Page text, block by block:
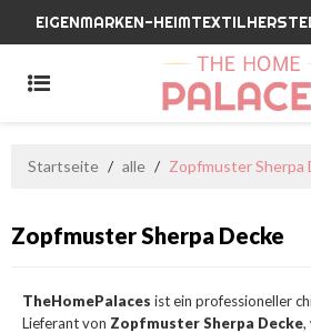
EIGENMARKEN-
Startseite / alle / Zopfmuster Sherpa
Zopfmuster Sherpa Decke
TheHomePalaces ist ein professioneller
Lieferant von Zopfmuster Sherpa Decke,